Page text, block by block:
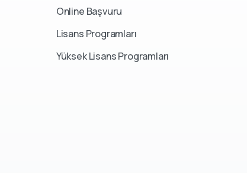
Online Başvuru
Lisans Programları
Yüksek Lisans Programları